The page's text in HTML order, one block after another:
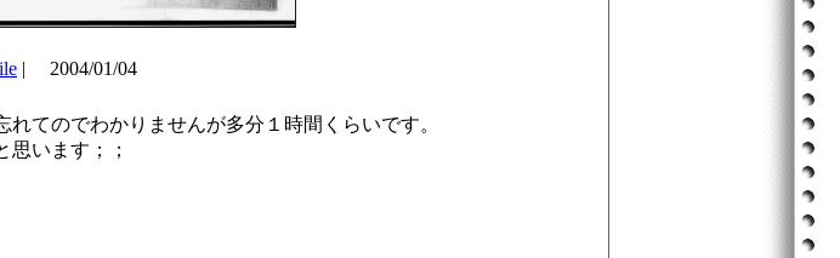
|
2004/01/04
てのでわかりませんが多分１時間くらいです。
思います；；